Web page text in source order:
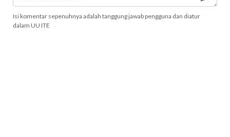
Isi komentar sepenuhnya adalah tanggung jawab pengguna dan diatur
dalam UU ITE